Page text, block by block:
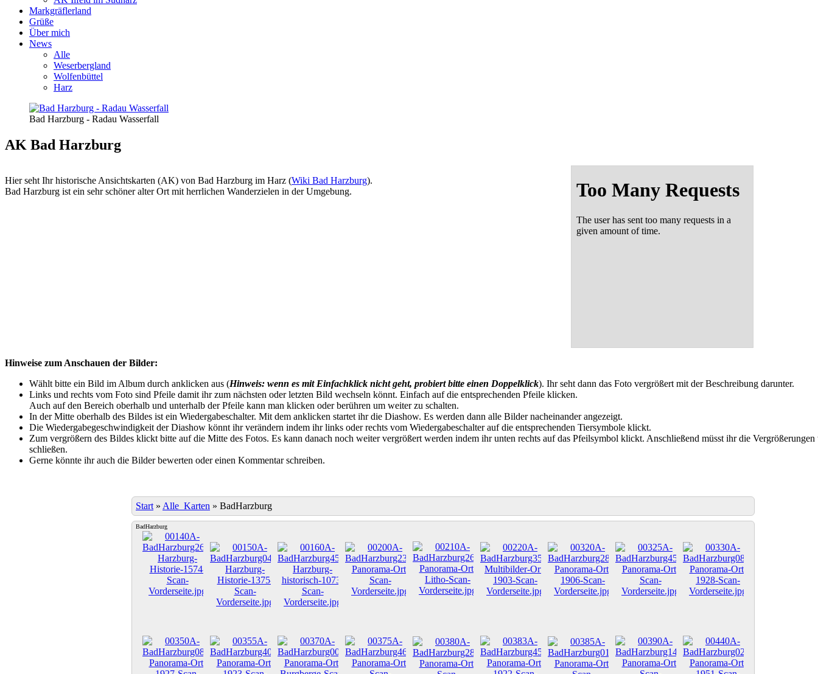
Markgräflerland
Grüße
Über mich
News
Alle
Weserbergland
Wolfenbüttel
Harz
Bad Harzburg - Radau Wasserfall
AK Bad Harzburg
Hier seht Ihr historische Ansichtskarten (AK) von Bad Harzburg im Harz (Wiki Bad Harzburg).
Bad Harzburg ist ein sehr schöner alter Ort mit herrlichen Wanderzielen in der Umgebung.
Hinweise zum Anschauen der Bilder:
Wählt bitte ein Bild im Album durch anklicken aus (Hinweis: wenn es mit Einfachklick nicht geht, probiert bitte einen Doppelklick). Ihr seht dann das Foto vergrößert mit der Beschreibung darunter.
Links und rechts vom Foto sind Pfeile damit ihr zum nächsten oder letzten Bild wechseln könnt. Einfach auf die entsprechenden Pfeile klicken.
Auch auf den Bereich oberhalb und unterhalb der Pfeile kann man klicken oder berühren um weiter zu schalten.
In der Mitte oberhalb des Bildes ist ein Wiedergabeschalter. Mit dem anklicken startet ihr die Diashow. Es werden dann alle Bilder nacheinander angezeigt.
Die Wiedergabegeschwindigkeit der Diashow könnt ihr verändern indem ihr links oder rechts vom Wiedergabeschalter auf die entsprechenden Tiersymbole klickt.
Zum vergrößern des Bildes klickt bitte auf die Mitte des Fotos. Es kann danach noch weiter vergrößert werden indem ihr unten rechts auf das Pfeilsymbol klickt. Anschließend müsst ihr die Vergrößerungen
schließen.
Gerne könnte ihr auch die Bilder bewerten oder einen Kommentar schreiben.
Start » Alle_Karten » BadHarzburg
BadHarzburg